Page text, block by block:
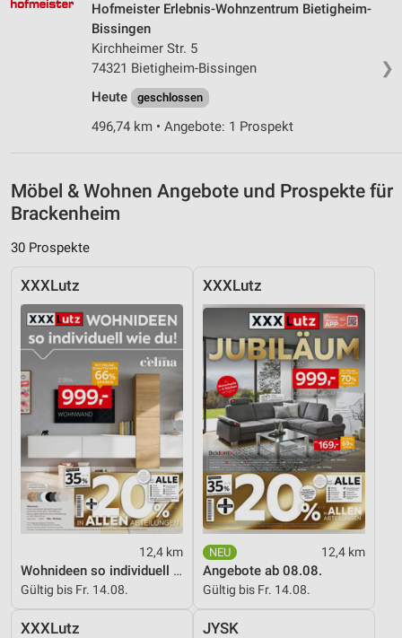
❯
Hofmeister Erlebnis-Wohnzentrum Bietigheim-
Bissingen
Kirchheimer Str. 5
74321 Bietigheim-Bissingen
Heute
geschlossen
496,74 km • Angebote: 1 Prospekt
Möbel & Wohnen Angebote und Prospekte für
Brackenheim
30 Prospekte
XXXLutz
12,4 km
Wohnideen so individuell wie du!
Gültig bis Fr. 14.08.
XXXLutz
12,4 km
Angebote ab 08.08.
Gültig bis Fr. 14.08.
XXXLutz JYSK